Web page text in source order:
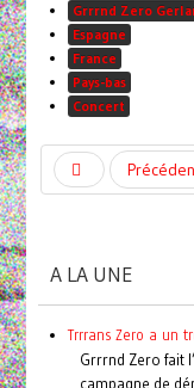
Grrrnd Zero
Espagne
France
Pays-bas
Concert
A LA UNE
Trrrans Zero a un
Grrrnd Zero fait
campagne de